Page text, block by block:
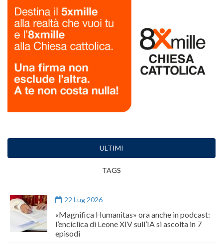
ULTIMI
TAGS
22 Lug 2026
«Magnifica Humanitas» ora anche in podcast:
l’enciclica di Leone XIV sull’IA si ascolta in 7
episodi